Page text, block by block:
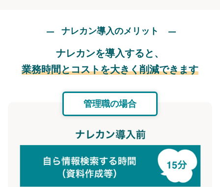
ナレカン導入のメリット
ナレカンを導入すると、
業務時間とコストを大きく削減できます
管理職の場合